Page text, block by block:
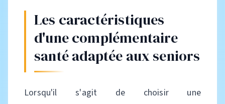
Les caractéristiques
d'une complémentaire
santé adaptée aux seniors
Lorsqu'il s'agit de choisir une